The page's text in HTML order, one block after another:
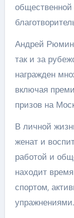
Андрей Рюмин
так и за
награжден
включая
призов на
В личной
женат и
работой и
находит
спортом,
упражнениями.